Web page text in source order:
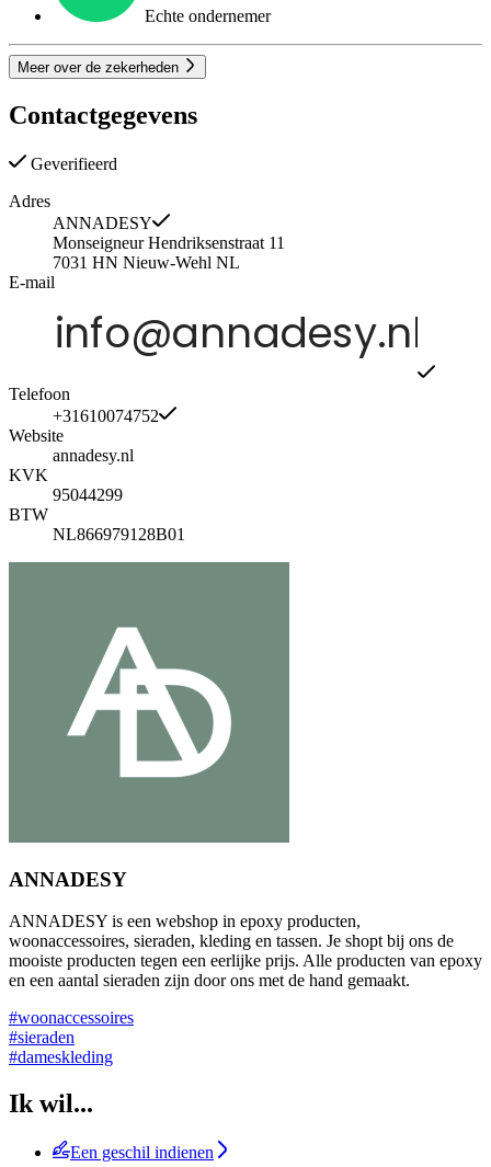
Echte ondernemer
Meer over de zekerheden
Contactgegevens
Geverifieerd
Adres
ANNADESY
Monseigneur Hendriksenstraat 11
7031 HN Nieuw-Wehl NL
E-mail
Telefoon
+31610074752
Website
annadesy.nl
KVK
95044299
BTW
NL866979128B01
ANNADESY
ANNADESY is een webshop in epoxy producten,
woonaccessoires, sieraden, kleding en tassen. Je shopt bij ons de
mooiste producten tegen een eerlijke prijs. Alle producten van epoxy
en een aantal sieraden zijn door ons met de hand gemaakt.
#woonaccessoires
#sieraden
#dameskleding
Ik wil...
Een geschil indienen